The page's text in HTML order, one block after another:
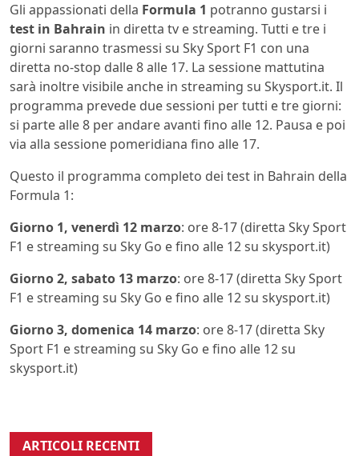
Gli appassionati della Formula 1 potranno gustarsi i
test in Bahrain in diretta tv e streaming. Tutti e tre i
giorni saranno trasmessi su Sky Sport F1 con una
diretta no-stop dalle 8 alle 17. La sessione mattutina
sarà inoltre visibile anche in streaming su Skysport.it. Il
programma prevede due sessioni per tutti e tre giorni:
si parte alle 8 per andare avanti fino alle 12. Pausa e poi
via alla sessione pomeridiana fino alle 17.
Questo il programma completo dei test in Bahrain della
Formula 1:
Giorno 1, venerdì 12 marzo: ore 8-17 (diretta Sky Sport
F1 e streaming su Sky Go e fino alle 12 su skysport.it)
Giorno 2, sabato 13 marzo: ore 8-17 (diretta Sky Sport
F1 e streaming su Sky Go e fino alle 12 su skysport.it)
Giorno 3, domenica 14 marzo: ore 8-17 (diretta Sky
Sport F1 e streaming su Sky Go e fino alle 12 su
skysport.it)
ARTICOLI RECENTI